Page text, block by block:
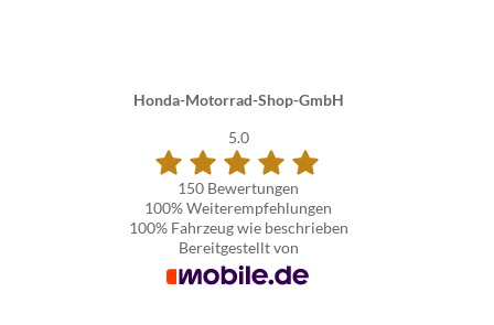
Honda-Motorrad-Shop-GmbH
5.0
150 Bewertungen
100%Weiterempfehlungen
100%Fahrzeug wie beschrieben
Bereitgestellt von